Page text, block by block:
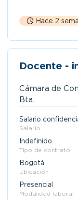
Hace 2
Docente -
Cámara de
Bta.
Salario
Salario
Indefinido
Tipo de contrato
Bogotá
Ubicación
Presencial
Modalidad laboral